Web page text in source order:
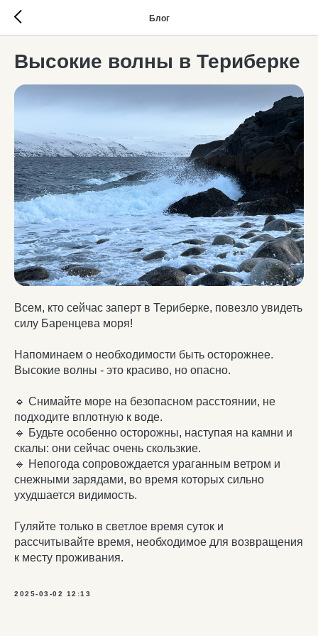
Блог
Высокие волны в Териберке
Всем, кто сейчас заперт в Териберке, повезло увидеть
силу Баренцева моря!
Напоминаем о необходимости быть осторожнее.
Высокие волны - это красиво, но опасно.
🔹 Снимайте море на безопасном расстоянии, не
подходите вплотную к воде.
🔹 Будьте особенно осторожны, наступая на камни и
скалы: они сейчас очень скользкие.
🔹 Непогода сопровождается ураганным ветром и
снежными зарядами, во время которых сильно
ухудшается видимость.
Гуляйте только в светлое время суток и
рассчитывайте время, необходимое для возвращения
к месту проживания.
2025-03-02 12:13